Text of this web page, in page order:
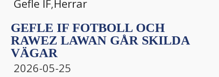
Gefle IF,Herrar
GEFLE IF FOTBOLL OCH
RAWEZ LAWAN GÅR SKILDA
VÄGAR
2026-05-25